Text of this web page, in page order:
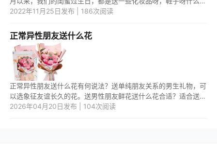
的。可是我有一个男朋友，在我俩谈恋爱期间一直送的是鲜花和首
2022年11月25日发布 | 186次阅读
正常异性朋友送什么花
正常异性朋友送什么花有何说法？送单纯朋友关系的男生礼物，可
以选象征友谊长久的花。送男性朋友鲜花送什么花合适？适合送男
性朋友的花，可以选送单纯朋友关系的男生礼物。 1.正常异性朋友
2026年04月20日发布 | 104次阅读